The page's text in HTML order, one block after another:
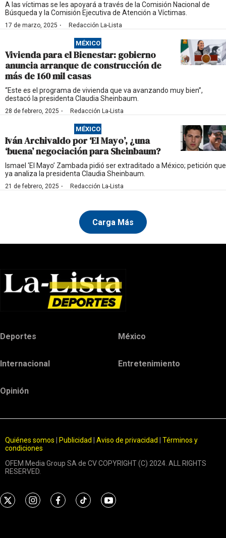
A las víctimas se les apoyará a través de la Comisión Nacional de
Búsqueda y la Comisión Ejecutiva de Atención a Víctimas.
17 de marzo, 2025 · Redacción La-Lista
MÉXICO
Vivienda para el Bienestar: gobierno
anuncia arranque de construcción de
más de 160 mil casas
“Este es el programa de vivienda que va avanzando muy bien”,
destacó la presidenta Claudia Sheinbaum.
28 de febrero, 2025 · Redacción La-Lista
MÉXICO
Iván Archivaldo por ‘El Mayo’, ¿una
‘buena’ negociación para Sheinbaum?
Ismael ‘El Mayo’ Zambada pidió ser extraditado a México; petición que
ya analiza la presidenta Claudia Sheinbaum.
21 de febrero, 2025 · Redacción La-Lista
Carga Más
Deportes México
Internacional Entretenimiento
Opinión
Quiénes somos Publicidad Aviso de privacidad
Términos y
condiciones
OFEM Media Group SA de CV COPYRIGHT (C) 2024. ALL RIGHTS
RESERVED.
t
i
f
t
y